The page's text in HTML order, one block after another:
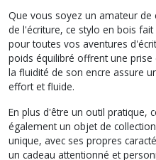
Que vous soyez un amateur
de l'écriture, ce stylo en bois
pour toutes vos aventures
poids équilibré offrent une
la fluidité de son encre assure
effort et fluide.
En plus d'être un outil pratique,
également un objet de
unique, avec ses propres
un cadeau attentionné et